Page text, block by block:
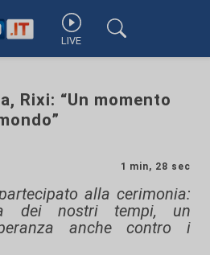
LIVE
Rixi: “Un momento
1 min, 28 sec
alla cerimonia:
dei nostri tempi, un
anche contro i